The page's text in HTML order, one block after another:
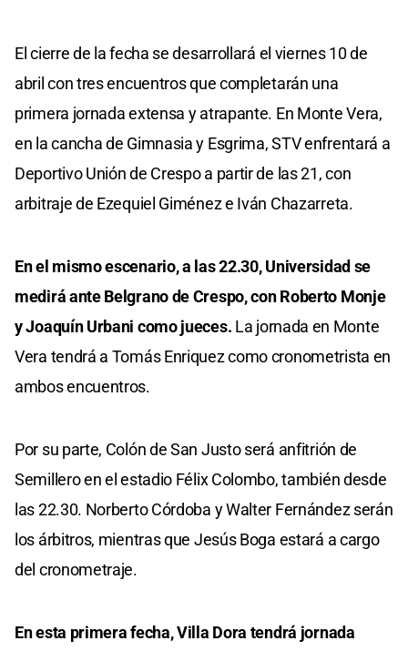
El cierre de la fecha se desarrollará el viernes 10 de
abril con tres encuentros que completarán una
primera jornada extensa y atrapante. En Monte Vera,
en la cancha de Gimnasia y Esgrima, STV enfrentará a
Deportivo Unión de Crespo a partir de las 21, con
arbitraje de Ezequiel Giménez e Iván Chazarreta.
En el mismo escenario, a las 22.30, Universidad se
medirá ante Belgrano de Crespo, con Roberto Monje
y Joaquín Urbani como jueces. La jornada en Monte
Vera tendrá a Tomás Enriquez como cronometrista en
ambos encuentros.
Por su parte, Colón de San Justo será anfitrión de
Semillero en el estadio Félix Colombo, también desde
las 22.30. Norberto Córdoba y Walter Fernández serán
los árbitros, mientras que Jesús Boga estará a cargo
del cronometraje.
En esta primera fecha, Villa Dora tendrá jornada